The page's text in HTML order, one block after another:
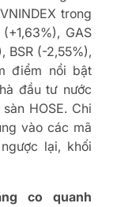
trong
GAS
BSR (-2,55%),
điểm nổi bật
đầu tư nước
HOSE. Chi
vào các mã
lại, khối
co quanh